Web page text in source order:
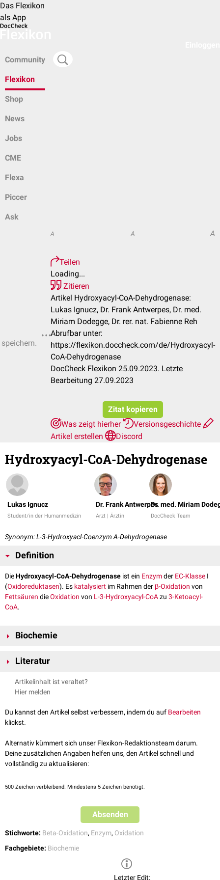
Das Flexikon
als App
Community
Flexikon
Shop
News
Jobs
CME
Flexa
Piccer
Ask
A A A
Teilen
Loading...
Zitieren
Artikel Hydroxyacyl-CoA-Dehydrogenase:
Lukas Ignucz, Dr. Frank Antwerpes, Dr. med.
Miriam Dodegge, Dr. rer. nat. Fabienne Reh
Abrufbar unter:
https://flexikon.doccheck.com/de/Hydroxyacyl-
CoA-Dehydrogenase
DocCheck Flexikon 25.09.2023. Letzte
Bearbeitung 27.09.2023
Zitat kopieren
Was zeigt hierher
Versionsgeschichte
Artikel erstellen
Discord
Hydroxyacyl-CoA-Dehydrogenase
Lukas Ignucz
Student/in der Humanmedizin
Dr. Frank Antwerpes
Arzt | Ärztin
Dr. med. Miriam
DocCheck Team
Synonym: L-3-Hydroxyacl-Coenzym A-Dehydrogenase
Definition
DieHydroxyacyl-CoA-Dehydrogenase ist ein Enzymder EC-Klasse I
(Oxidoreduktasen). Es katalysiert im Rahmen der β-Oxidation von
Fettsäuren dieOxidation von L-3-Hydroxyacyl-CoAzu 3-Ketoacyl-
CoA.
Biochemie
der
Hydroxygruppe
direkt aufKomplex I derAtmungskette
Für unterschiedlich lange Acyl-CoA-Moleküle existieren verschiedene
Molekülen liegt die Hydroxyacyl-CoA-Dehydrogenase gemeinsam mit der
Enoyl-CoA-Hydratase
Literatur
Löffler/Petrides: Biochemie und Pathobiochemie, 9. Auflage, Springer
Artikelinhalt ist veraltet?
Hier melden
Du kannst den Artikel selbst verbessern, indem du auf Bearbeiten
klickst.
Alternativ kümmert sich unser Flexikon-Redaktionsteam darum.
Deine zusätzlichen Angaben helfen uns, den Artikel schnell und
vollständig zu aktualisieren:
500 Zeichen verbleibend. Mindestens 5 Zeichen benötigt.
Absenden
Stichworte: Beta-Oxidation, Enzym, Oxidation
Fachgebiete: Biochemie
Letzter Edit: